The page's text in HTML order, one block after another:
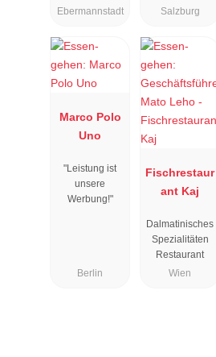
Ebermannstadt Salzburg
Marco Polo
Uno
"Leistung ist
unsere
Werbung!"
Berlin
Fischrestaur
ant Kaj
Dalmatinisches
Spezialitäten
Restaurant
Wien